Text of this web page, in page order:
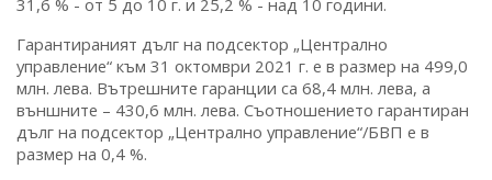
Гарантираният дълг на подсектор „Централно
управление“ към 31 октомври 2021 г. е в размер на 499,0
млн. лева. Вътрешните гаранции са 68,4 млн. лева, а
външните – 430,6 млн. лева. Съотношението гарантиран
дълг на подсектор „Централно управление“/БВП е в
размер на 0,4 %.